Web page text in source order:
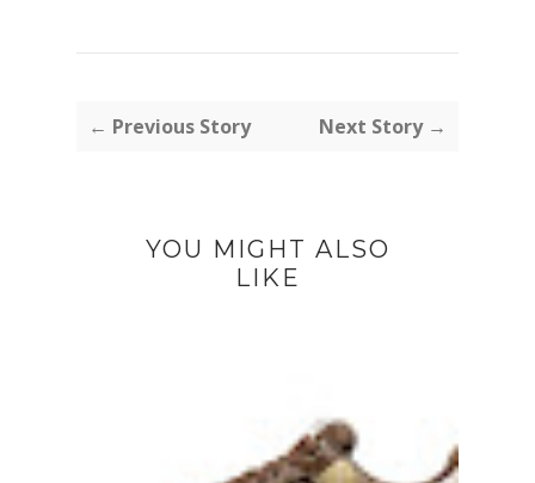
← Previous Story Next Story →
YOU MIGHT ALSO
LIKE